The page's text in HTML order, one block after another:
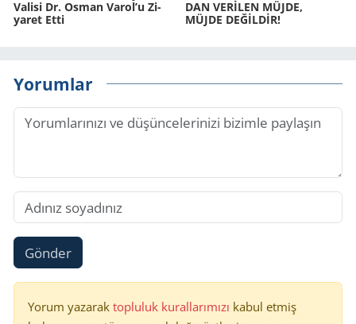
Va­li­si Dr. Osman Varol’u Zi­
ya­ret Etti
DAN VERİLEN MÜJDE,
MÜJDE DEĞİLDİR!
Yorumlar
Gönder
Yorum yazarak topluluk kurallarımızı kabul etmiş